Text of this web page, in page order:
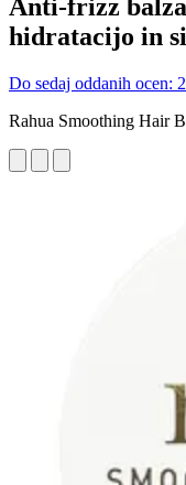
Anti-frizz
hidratacijo in
Do sedaj oddanih ocen: 2
Rahua Smoothing Hair